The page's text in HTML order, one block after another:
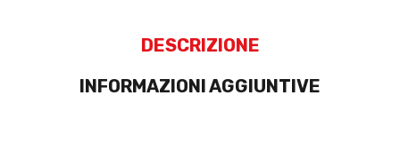
DESCRIZIONE
INFORMAZIONI AGGIUNTIVE